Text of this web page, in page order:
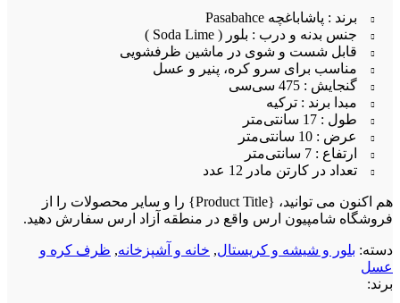
برند : پاشاباغچه Pasabahce
جنس بدنه و درب : بلور ( Soda Lime )
قابل شست و شوی در ماشین ظرفشویی
مناسب برای سرو کره، پنیر و عسل
گنجایش : 475 سی‌سی
مبدا برند : ترکیه
طول : 17 سانتی‌متر
عرض : 10 سانتی‌متر
ارتفاع : 7 سانتی‌متر
تعداد در کارتن مادر 12 عدد
هم اکنون می توانید، {Product Title} را و سایر محصولات را از
فروشگاه شامپیون ارس واقع در منطقه آزاد ارس سفارش دهید.
دسته: بلور و شیشه و کریستال, خانه و آشپزخانه, ظرف کره و
عسل
برند: